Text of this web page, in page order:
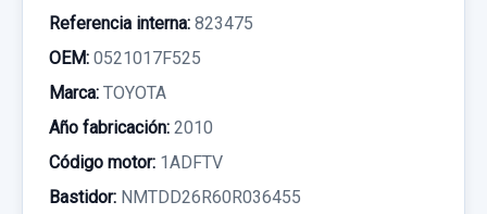
Referencia interna: 823475
OEM: 0521017F525
Marca: TOYOTA
Año fabricación: 2010
Código motor: 1ADFTV
Bastidor: NMTDD26R60R036455